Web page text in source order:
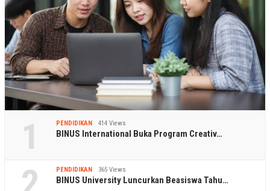
1 PENDIDIKAN 414 Views
BINUS International Buka Program Creativ…
PENDIDIKAN 365 Views
BINUS University Luncurkan Beasiswa Tahu…